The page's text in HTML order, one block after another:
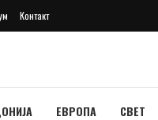
Контакт
ЕВРОПА СВЕТ